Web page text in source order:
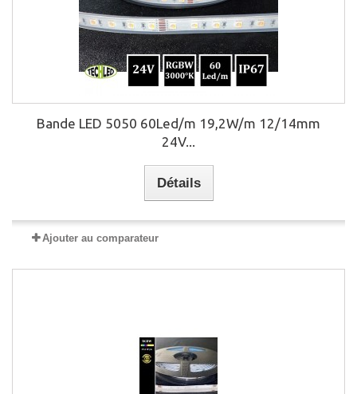
Bande LED 5050 60Led/m 19,2W/m 12/14mm
24V...
Détails
Ajouter au comparateur